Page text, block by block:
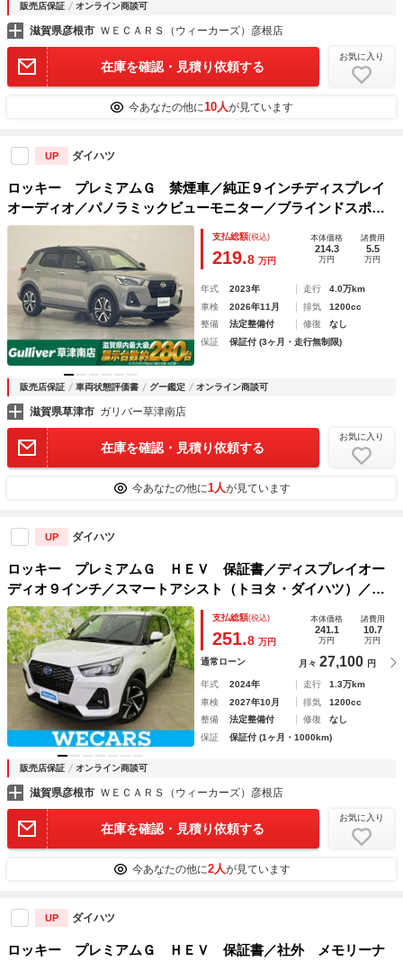
販売店保証 オンライン商談可
滋賀県彦根市 ＷＥＣＡＲＳ（ウィーカーズ）彦根店
在庫を確認・見積り依頼する
お気に入り
今あなたの他に10人が見ています
UP ダイハツ
ロッキー プレミアムＧ 禁煙車／純正９インチディスプレイ
オーディオ／パノラミックビューモニター／ブラインドスポッ
トモニター／リヤクロストラフィックアラート／スマートアシ
スト／ＬＥＤライト／シートヒーター ／ドラレコ ／ＥＴＣ
支払総額(税込)
219.8 万円
本体価格
214.3
万円
諸費用
5.5
万円
年式 2023年 走行
4.0万km
車検
2026年11月 排気
1200cc
整備
法定整備付 修復
なし
保証
保証付 (3ヶ月・走行無制限)
販売店保証 車両状態評価書 グー鑑定 オンライン商談可
滋賀県草津市 ガリバー草津南店
在庫を確認・見積り依頼する
お気に入り
今あなたの他に1人が見ています
UP ダイハツ
ロッキー プレミアムＧ ＨＥＶ 保証書／ディスプレイオー
ディオ９インチ／スマートアシスト（トヨタ・ダイハツ）／シ
ートヒーター 前席／パノラマモニター／車線逸脱防止支援シ
ステム／ドライブレコーダー 前後
支払総額(税込)
251.8 万円
本体価格
241.1
万円
諸費用
10.7
万円
通常ローン 月々 27,100 円
年式 2024年 走行
1.3万km
車検
2027年10月 排気
1200cc
整備
法定整備付 修復
なし
保証
保証付 (1ヶ月・1000km)
販売店保証 オンライン商談可
滋賀県彦根市 ＷＥＣＡＲＳ（ウィーカーズ）彦根店
在庫を確認・見積り依頼する
お気に入り
今あなたの他に2人が見ています
UP ダイハツ
ロッキー プレミアムＧ ＨＥＶ 保証書／社外 メモリーナ